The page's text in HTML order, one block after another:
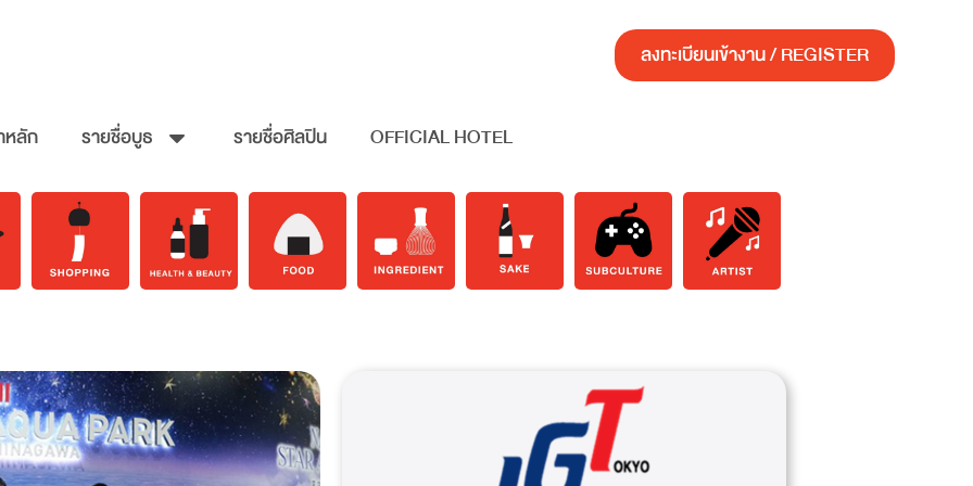
ลงทะเบียนเข้างาน / REGISTER
ลัก รายชื่อบูธ รายชื่อศิลปิน OFFICIAL HOTEL